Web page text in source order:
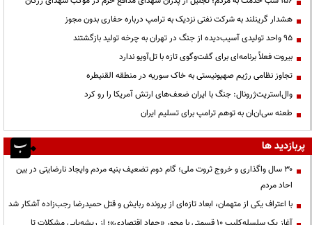
هشدار گرینلند به شرکت نفتی نزدیک به ترامپ درباره حفاری بدون مجوز
95 واحد تولیدی آسیب‌دیده از جنگ در تهران به چرخه تولید بازگشتند
بیروت فعلاً برنامه‌ای برای گفت‌وگوی تازه با تل‌آویو ندارد
تجاوز نظامی رژیم صهیونیستی به خاک سوریه در منطقه القنیطره
وال‌استریت‌ژرونال: جنگ با ایران ضعف‌های ارتش آمریکا را رو کرد
طعنه سی‌ان‌ان به توهم ترامپ برای تسلیم ایران
پربازدید ها
۳۰ سال واگذاری و خروج ثروت ملی؛ گام دوم تضعیف بنیه مردم وایجاد نارضایتی در بین
احاد مردم
با اعتراف یکی از متهمان، ابعاد تازه‌ای از پرونده ربایش و قتل حمیدرضا رجب‌زاده آشکار شد